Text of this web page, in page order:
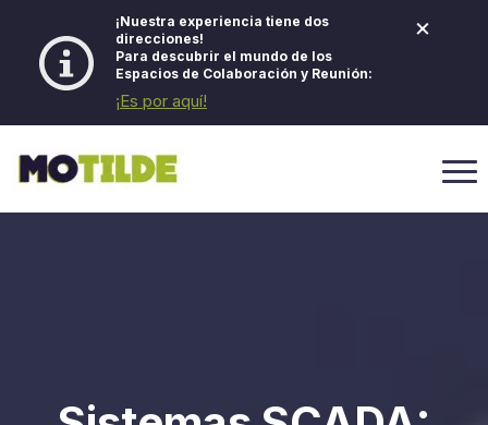
¡Nuestra experiencia tiene dos
direcciones!
Para descubrir el mundo de los
Espacios de Colaboración y Reunión:
¡Es por aquí!
×